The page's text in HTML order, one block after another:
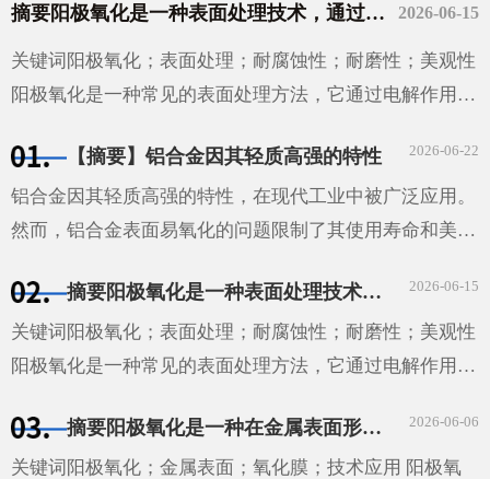
2026-06-15
摘要阳极氧化是一种表面处理技术，通过电解作用在金属表面形成一层具有保护性的氧化膜。这种技术广泛应用于汽车、航空、电子等领域，能够提高材料的耐腐蚀性和耐磨性，同时也能增加其美观性。
关键词阳极氧化；表面处理；耐腐蚀性；耐磨性；美观性
阳极氧化是一种常见的表面处理方法，它通过电解作用在
够提高材料···
2026-06-22
【摘要】铝合金因其轻质高强的特性
铝合金因其轻质高强的特性，在现代工业中被广泛应用。
然而，铝合金表面易氧化的问题限制了其使用寿命和美观
减缓氧化的方法。通过实验研究，我们发现温度、湿度和
···
2026-06-15
摘要阳极氧化是一种表面处理技术，通过电解作用在金属表面形成一层具有保护性的氧化膜。这种技术广泛应用于汽车、航空、电子等领域，能够提高材料的耐腐蚀性和耐磨性，同时也能增加其美观性。
关键词阳极氧化；表面处理；耐腐蚀性；耐磨性；美观性
阳极氧化是一种常见的表面处理方法，它通过电解作用在
够提高材料的耐腐蚀性和耐磨性，还能增加其美观性。
···
2026-06-06
摘要阳极氧化是一种在金属表面形成一层坚硬、耐磨、具有良好绝缘性能的氧化膜的技术。这种技术广泛应用于汽车、航空、电子等领域，为这些领域的发展提供了重要的技术支持。
关键词阳极氧化；金属表面；氧化膜；技术应用 阳极氧